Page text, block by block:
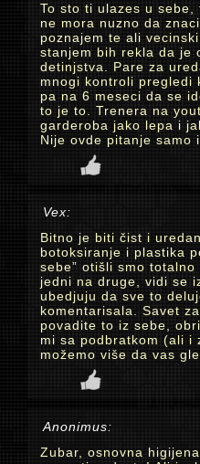
To sto ti ulazes u sebe,
ne mora nuzno da
poznajem te ali
stanjem bih rekla da je
detinjstva. Pare za
mnogi kontroli pregledi
pa na 6 meseci da se
to je to. Trenera na
garderoba jako lepa i
Nije ovde pitanje samo
Vex:
Bitno je biti čist i
botoksiranje i plastika
sebe” otišli smo
jedni na druge, vidi se
ubedjuju da sve to
komentarisala. Savet
povadite to iz sebe,
mi sa podbratkom (ali i
možemo više da vas
Anonimus:
Zubar, osnovna